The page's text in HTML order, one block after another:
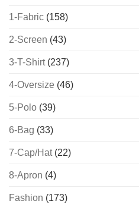
1-Fabric (158)
2-Screen (43)
3-T-Shirt(237)
4-Oversize (46)
5-Polo (39)
6-Bag (33)
7-Cap/Hat(22)
8-Apron (4)
Fashion (173)